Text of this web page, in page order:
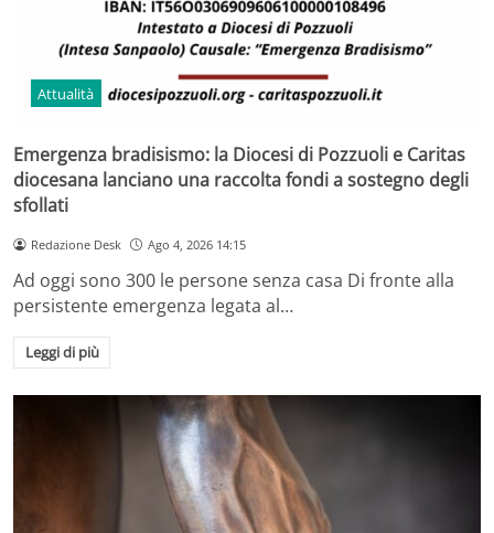
Attualità
Emergenza bradisismo: la Diocesi di Pozzuoli e Caritas
diocesana lanciano una raccolta fondi a sostegno degli
sfollati
Redazione Desk Ago 4, 2026 14:15
Ad oggi sono 300 le persone senza casa Di fronte alla
persistente emergenza legata al…
Leggi di più